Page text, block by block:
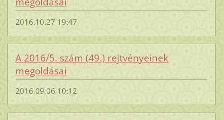
2016.10.27 19:47
A 2016/5. szám (49.) rejtvényeinek
megoldásai
2016.09.06 10:12